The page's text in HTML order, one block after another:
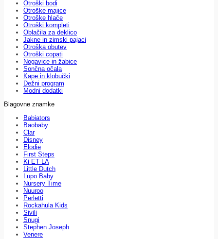
Otroški bodi
Otroške majice
Otroške hlače
Otroški kompleti
Oblačila za deklico
Jakne in zimski pajaci
Otroška obutev
Otroški copati
Nogavice in žabice
Sončna očala
Kape in klobučki
Dežni program
Modni dodatki
Blagovne znamke
Babiators
Baobaby
Clar
Disney
Elodie
First Steps
Ki ET LA
Little Dutch
Lupo Baby
Nursery Time
Nuuroo
Perletti
Rockahula Kids
Sivili
Snugi
Stephen Joseph
Venere